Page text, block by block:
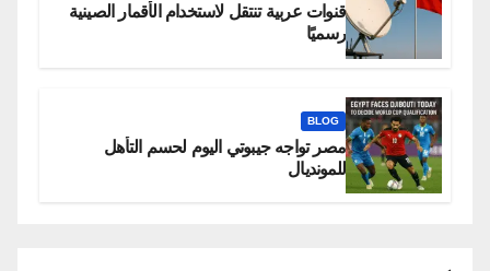
قنوات عربية تنتقل لاستخدام الأقمار الصينية
رسميًا
BLOG
مصر تواجه جيبوتي اليوم لحسم التأهل
للمونديال